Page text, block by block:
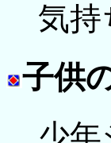
気
子供
少